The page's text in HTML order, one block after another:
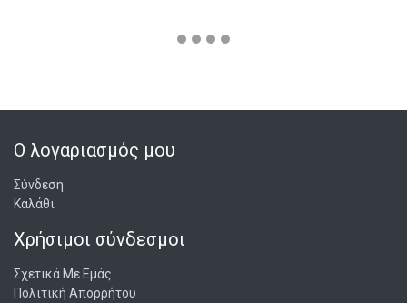
Ο λογαριασμός μου
Σύνδεση
Καλάθι
Χρήσιμοι σύνδεσμοι
Σχετικά Με Εμάς
Πολιτική Απορρήτου